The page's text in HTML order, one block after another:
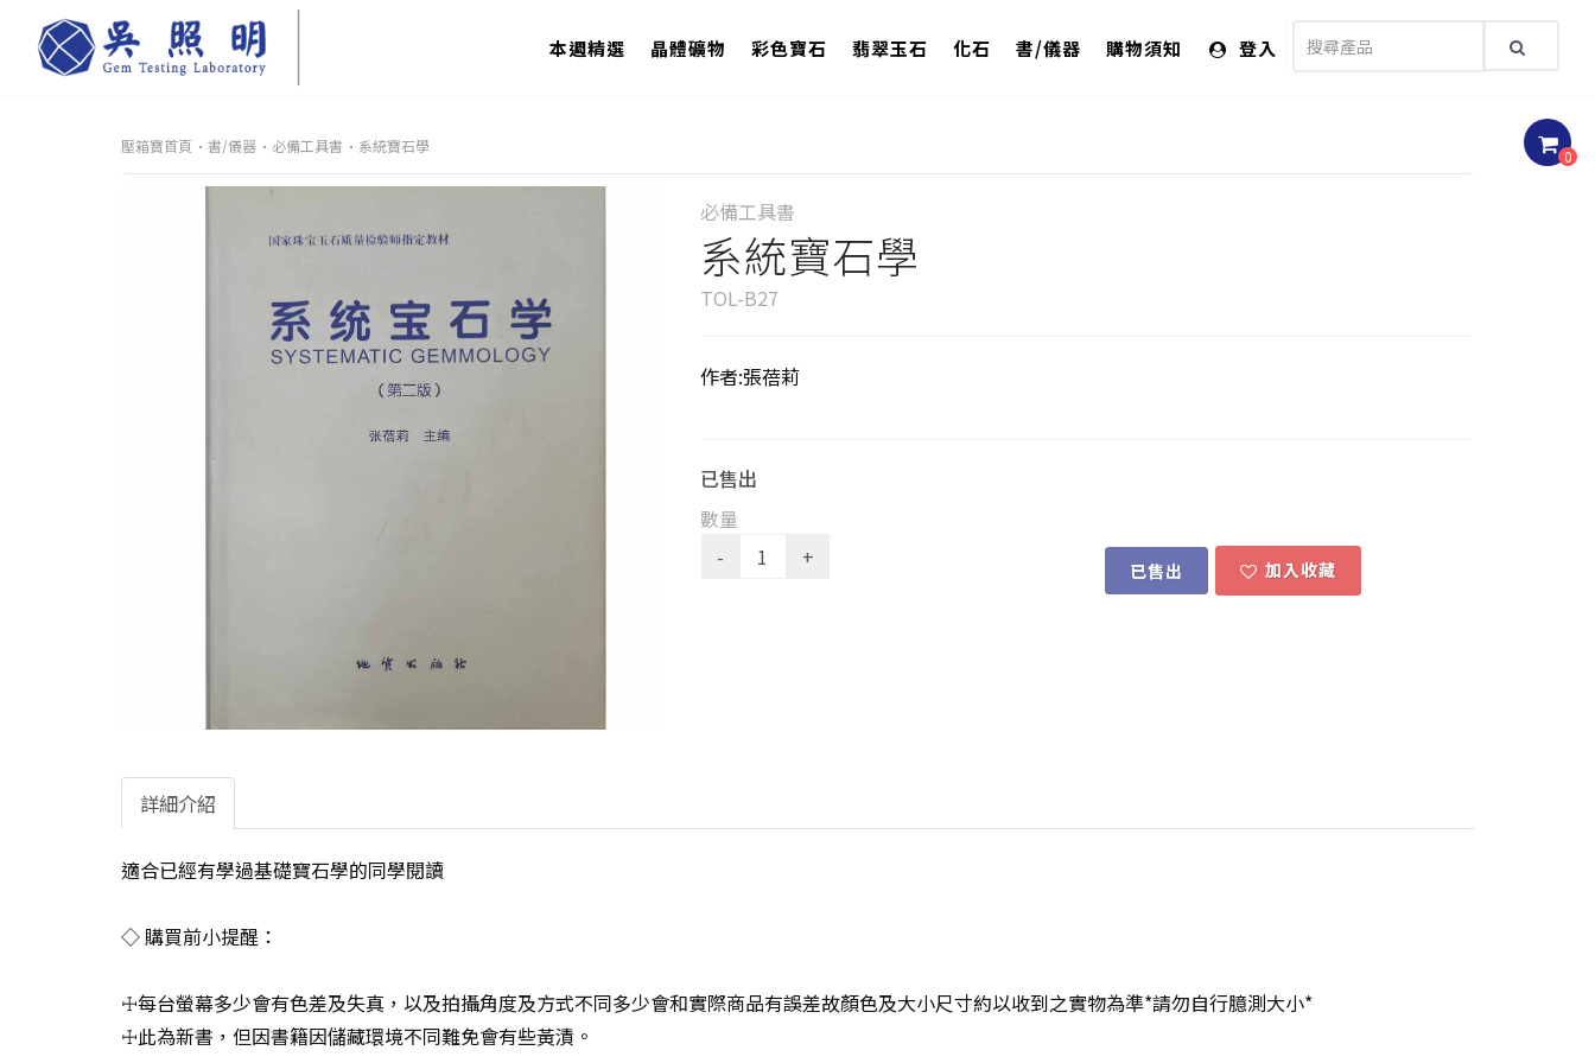
本週精選 晶體礦物 彩色寶石 翡翠玉石 化石 書/儀器 購物須知 登入
0
壓箱寶首頁 書/儀器 必備工具書 系統寶石學
必備工具書
系統寶石學
TOL-B27
作者:張蓓莉
已售出
數量
已售出 加入收藏
詳細介紹
適合已經有學過基礎寶石學的同學閱讀
◇ 購買前小提醒：
☩每台螢幕多少會有色差及失真，以及拍攝角度及方式不同多少會和實際商品有誤差故顏色及大小尺寸約以收到之實物為準*請勿自行臆測大小*
☩此為新書，但因書籍因儲藏環境不同難免會有些黃漬。